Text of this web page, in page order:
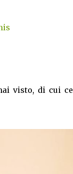
visto, di cui